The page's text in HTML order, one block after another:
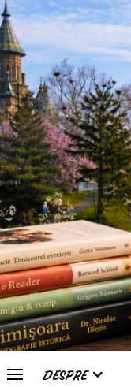
DESPRE